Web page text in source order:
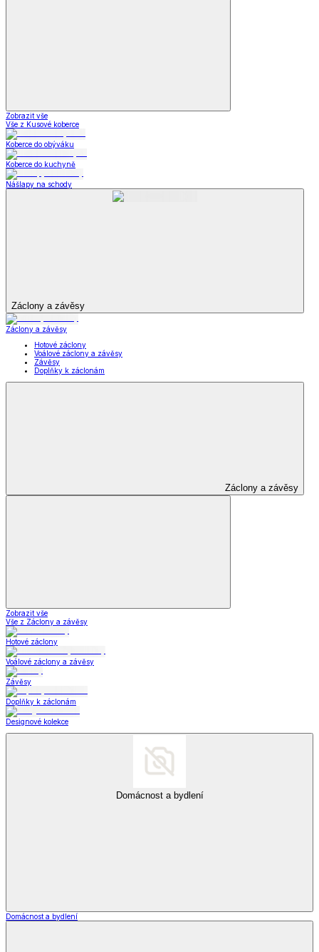
Zobrazit vše
Vše z Kusové koberce
Koberce do obýváku
Koberce do kuchyně
Nášlapy na schody
Záclony a závěsy
Záclony a závěsy
Hotové záclony
Voálové záclony a závěsy
Závěsy
Doplňky k záclonám
Záclony a závěsy
Zobrazit vše
Vše z Záclony a závěsy
Hotové záclony
Voálové záclony a závěsy
Závěsy
Doplňky k záclonám
Designové kolekce
Domácnost a bydlení
Domácnost a bydlení